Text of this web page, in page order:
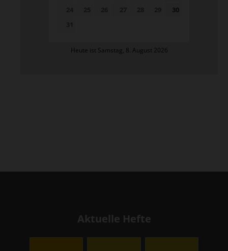
30
Heute ist Samstag, 8. August 2026
Aktuelle Hefte